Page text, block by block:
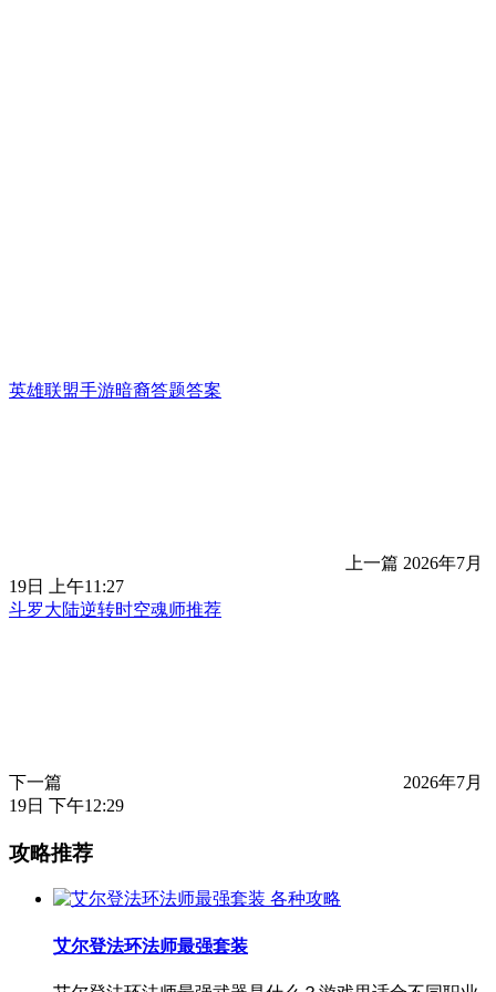
英雄联盟手游暗裔答题答案
上一篇 2026年7月
19日 上午11:27
斗罗大陆逆转时空魂师推荐
下一篇
2026年7月
19日 下午12:29
攻略推荐
各种攻略
艾尔登法环法师最强套装